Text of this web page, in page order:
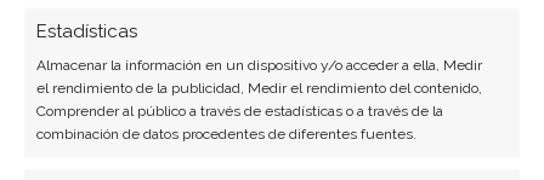
Estadísticas
Almacenar la información en un dispositivo y/o acceder a ella, Medir
el rendimiento de la publicidad, Medir el rendimiento del contenido,
Comprender al público a través de estadísticas o a través de la
combinación de datos procedentes de diferentes fuentes.
Analista tecnológica enfocada en innovación digital,
comercio electrónico y aplicaciones móviles.
Colaboradora habitual en medios especializados
del sector tech.